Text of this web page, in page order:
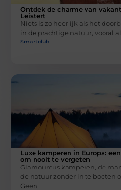
Ontdek de charme van
Leistert
Niets is zo heerlijk als het
in de prachtige natuur, vooral
Smartclub
Luxe kamperen in Europa:
om nooit te vergeten
Glamoureus kamperen, de
de natuur zonder in te boeten
Geen